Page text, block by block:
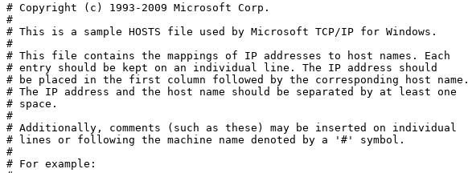
# Copyright (c) 1993-2009 Microsoft Corp.
#
# This is a sample HOSTS file used by Microsoft TCP/IP for Windows.
#
# This file contains the mappings of IP addresses to host names. Each
# entry should be kept on an individual line. The IP address should
# be placed in the first column followed by the corresponding host name.
# The IP address and the host name should be separated by at least one
# space.
#
# Additionally, comments (such as these) may be inserted on individual
# lines or following the machine name denoted by a '#' symbol.
#
# For example: